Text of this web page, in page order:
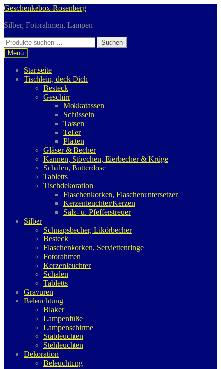
Zur
springen
Zum
springen
Geschenkebox-Rosenberg
Silber, Fotorahmen, Lampen
Suchen
nach:
Suchen
Menü
Startseite
Tischlein, deck Dich
Besteck
Geschirr
Mokkatassen
Schüsseln
Tassen
Teller
Platten
Gläser & Becher
Kannen, Stövchen, Eierbecher & Krüge
Schalen, Butterdose
Tabletts
Tischdekoration
Flaschenkorken, Flaschenuntersetzer
Kerzenleuchter/Kerzen
Salz- u. Pfefferstreuer
Silber
Schnapsbecher, Likörbecher
Besteck
Flaschenkorken, Serviettenringe
Fotorahmen
Kerzenleuchter
Schalen
Tabletts
Gravuren
Beleuchtung
Blaker
Lampenfüße
Lampenschirme
Stableuchten
Stehleuchten
Dekoration
Beleuchtung